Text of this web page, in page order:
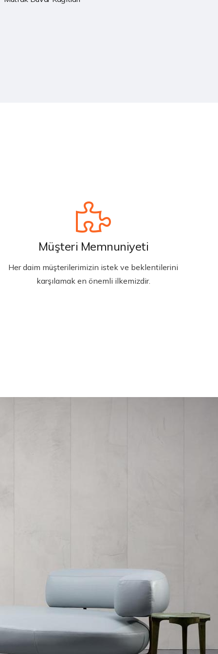
Müşteri Memnuniyeti
Her daim müşterilerimizin istek ve beklentilerini
karşılamak en önemli ilkemizdir.